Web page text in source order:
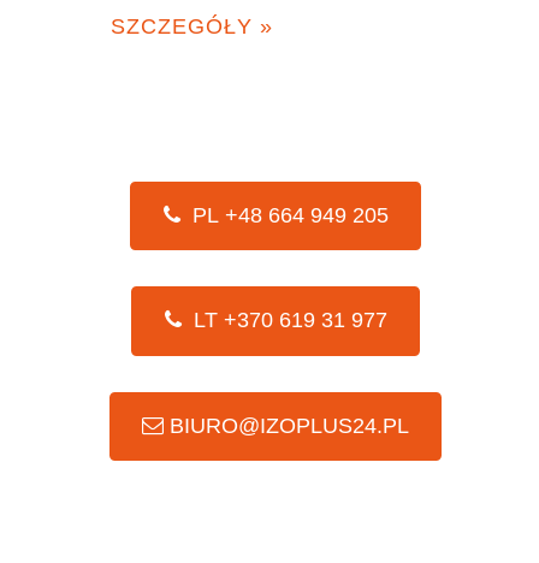
SZCZEGÓŁY »
PL +48 664 949 205
LT +370 619 31 977
BIURO@IZOPLUS24.PL